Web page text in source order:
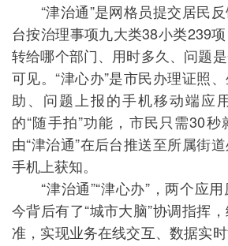
“津治通”是网格员提交居民反
台按治理事项九大类38小类239项
转给哪个部门、用时多久、问题
可见。“津心办”是市民办理证照
助、问题上报的手机移动端应
的“随手拍”功能，市民只需30秒
由“津治通”在后台推送至所属街
手机上获知。
“津治通”“津心办”，两个应用
今背后有了“城市大脑”协调指挥
准，实现业务在线交互、数据实